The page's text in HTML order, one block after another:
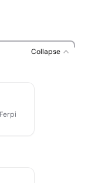
Collapse